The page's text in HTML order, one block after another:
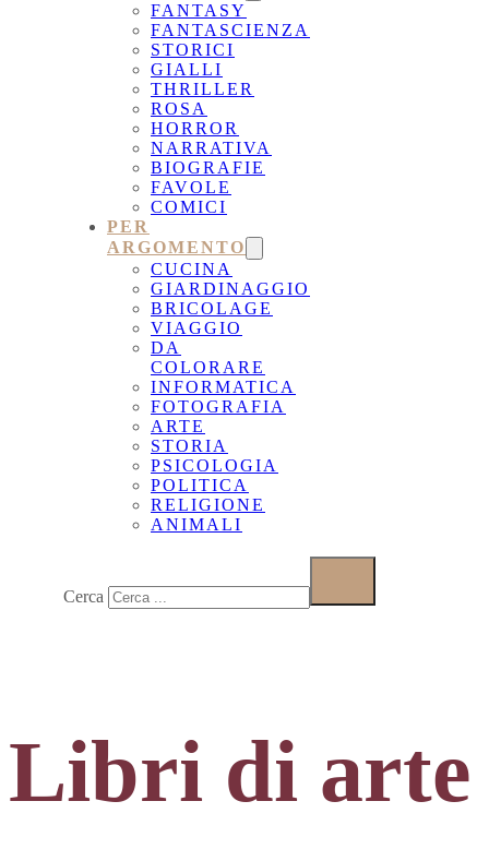
FANTASY
FANTASCIENZA
STORICI
GIALLI
THRILLER
ROSA
HORROR
NARRATIVA
BIOGRAFIE
FAVOLE
COMICI
PER
ARGOMENTO
CUCINA
GIARDINAGGIO
BRICOLAGE
VIAGGIO
DA
COLORARE
INFORMATICA
FOTOGRAFIA
ARTE
STORIA
PSICOLOGIA
POLITICA
RELIGIONE
ANIMALI
Cerca
Libri di arte